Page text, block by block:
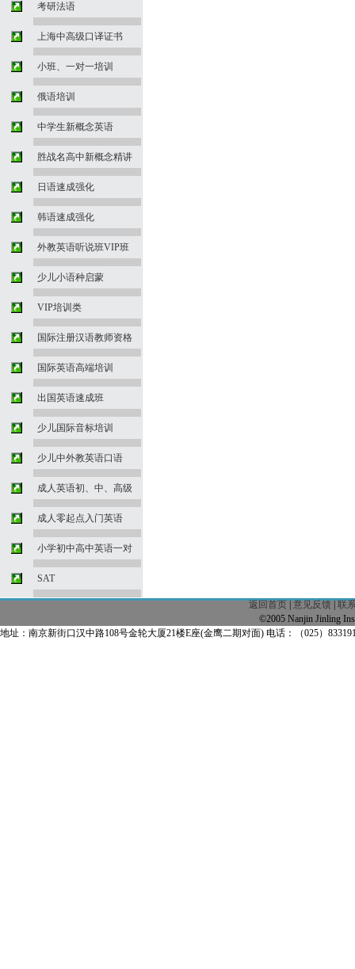
考研法语
上海中高级口译证书
小班、一对一培训
俄语培训
中学生新概念英语
胜战名高中新概念精讲
日语速成强化
韩语速成强化
外教英语听说班VIP班
少儿小语种启蒙
VIP培训类
国际注册汉语教师资格
国际英语高端培训
出国英语速成班
少儿国际音标培训
少儿中外教英语口语
成人英语初、中、高级
成人零起点入门英语
小学初中高中英语一对
SAT
返回首页 意见反馈
联
©2005 Nanjin Jinling
地址：南京新街口汉中路108号金轮大厦21楼E座(金鹰二期对面) 电话：（025）